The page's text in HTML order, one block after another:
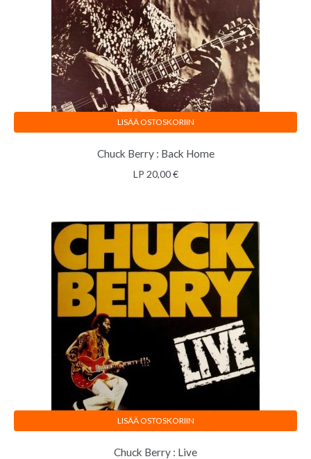
Chuck Berry : Back Home
LP 20,00€
LISÄÄ OSTOSKORIIN
Chuck Berry : Live
LISÄÄ OSTOSKORIIN